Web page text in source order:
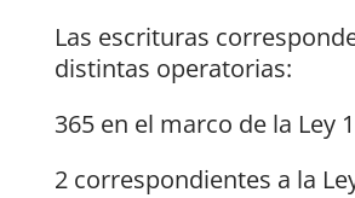
Las escrituras
distintas operatorias:
365 en el marco de la Ley
2 correspondientes a la